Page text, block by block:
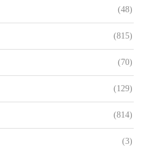
(48)
(815)
(70)
(129)
(814)
(3)